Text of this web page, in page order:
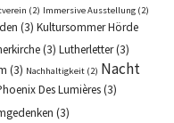
(2) Immersive Ausstellung (2)
(3) Kultursommer Hörde
(3) Lutherletter(3)
(3) Nachhaltigkeit (2) Nacht
Des Lumières(3)
(3)